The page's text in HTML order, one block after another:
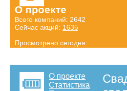
О проекте
Всего компаний: 2642
Сейчас акций: 1635
Просмотрено сегодня:
О проекте
Статистика